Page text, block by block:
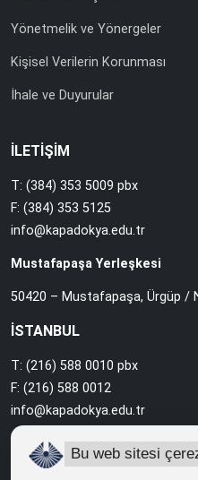
Yönetmelik ve Yönergeler
Kişisel Verilerin Korunması
İhale ve Duyurular
İLETİŞİM
T: (384) 353 5009 pbx
F: (384) 353 5125
info@kapadokya.edu.tr
Mustafapaşa Yerleşkesi
50420 – Mustafapaşa, Ürgüp /
İSTANBUL
T: (216) 588 0010 pbx
F: (216) 588 0012
info@kapadokya.edu.tr
Sabiha Gökçen Yerleşkesi
Bu web sitesi